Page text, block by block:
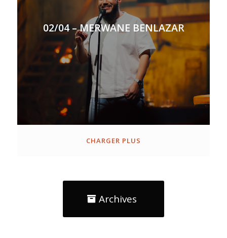
02/04 – MERWANE BENLAZAR
CHARGER PLUS
Archives